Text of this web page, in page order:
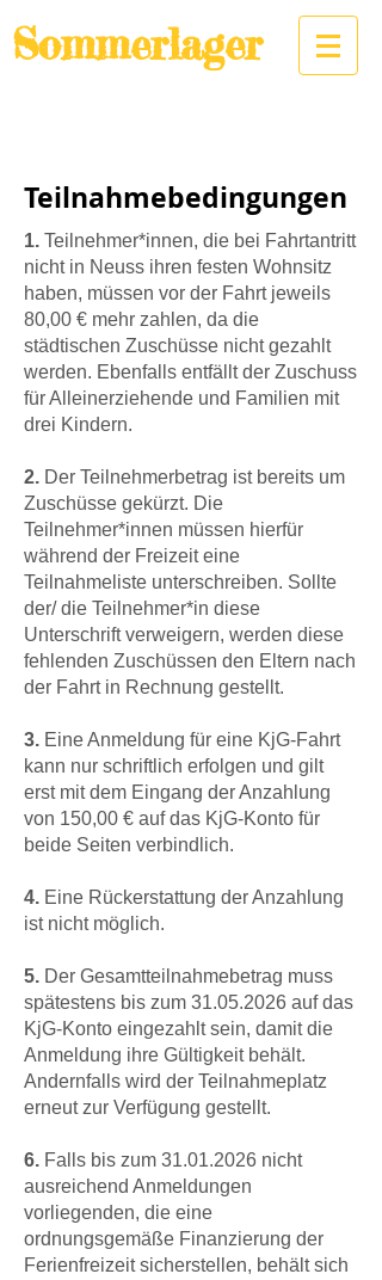
Sommerlager
Teilnahmebedingungen
1. Teilnehmer*innen, die bei Fahrtantritt
nicht in Neuss ihren festen Wohnsitz
haben, müssen vor der Fahrt jeweils
80,00 € mehr zahlen, da die
städtischen Zuschüsse nicht gezahlt
werden. Ebenfalls entfällt der Zuschuss
für Alleinerziehende und Familien mit
drei Kindern.
2. Der Teilnehmerbetrag ist bereits um
Zuschüsse gekürzt. Die
Teilnehmer*innen müssen hierfür
während der Freizeit eine
Teilnahmeliste unterschreiben. Sollte
der/ die Teilnehmer*in diese
Unterschrift verweigern, werden diese
fehlenden Zuschüssen den Eltern nach
der Fahrt in Rechnung gestellt.
3. Eine Anmeldung für eine KjG-Fahrt
kann nur schriftlich erfolgen und gilt
erst mit dem Eingang der Anzahlung
von 150,00 € auf das KjG-Konto für
beide Seiten verbindlich.
4. Eine Rückerstattung der Anzahlung
ist nicht möglich.
5. Der Gesamtteilnahmebetrag muss
spätestens bis zum 31.05.2026 auf das
KjG-Konto eingezahlt sein, damit die
Anmeldung ihre Gültigkeit behält.
Andernfalls wird der Teilnahmeplatz
erneut zur Verfügung gestellt.
6. Falls bis zum 31.01.2026 nicht
ausreichend Anmeldungen
vorliegenden, die eine
ordnungsgemäße Finanzierung der
Ferienfreizeit sicherstellen, behält sich